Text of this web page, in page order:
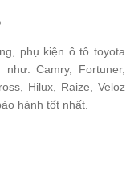
phụ kiện ô tô toyota
Camry, Fortuner,
Hilux, Raize, Veloz
hành tốt nhất.